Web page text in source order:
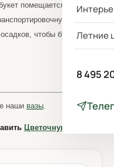
Летние
8 495
помещается в
коробку
чтобы букет
наши вазы.
Цветочную